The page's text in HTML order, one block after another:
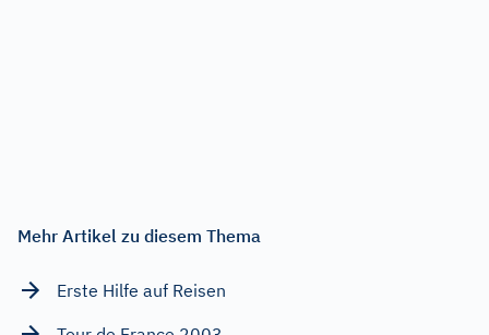
Mehr Artikel zu diesem Thema
Erste Hilfe auf Reisen